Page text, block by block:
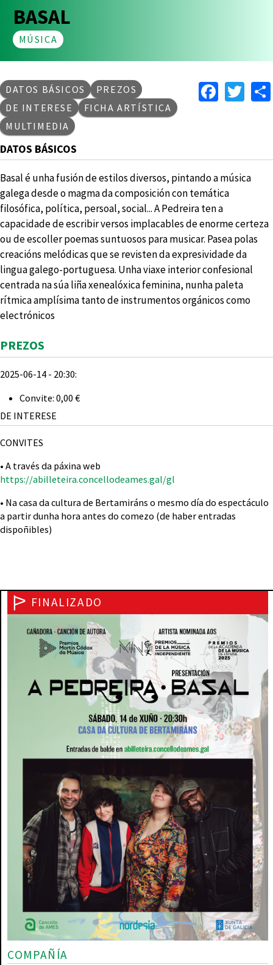
BASAL
MÚSICA
DATOS BÁSICOS
PREZOS
DE INTERESE
FICHA ARTÍSTICA
MULTIMEDIA
DATOS BÁSICOS
Basal é unha fusión de estilos diversos, pintando a música
galega desde o magma da composición con temática
filosófica, política, persoal, social... A Pedreira ten a
capacidade de escribir versos implacables de enorme certeza
ou de escoller poemas suntuosos para musicar. Pasea polas
creacións melódicas que se revisten da expresividade da
lingua galego-portuguesa. Unha viaxe interior confesional
centrada na súa liña xenealóxica feminina, nunha paleta
rítmica amplísima tanto de instrumentos orgánicos como
electrónicos
Agochar
PREZOS
2025-06-14 - 20:30:
Convite: 0,00 €
DE INTERESE
CONVITES
• A través da páxina web
https://abilleteira.concellodeames.gal/gl
• Na casa da cultura de Bertamiráns o mesmo día do espectáculo
a partir dunha hora antes do comezo (de haber entradas
dispoñibles)
FINALIZADO
COMPAÑÍA